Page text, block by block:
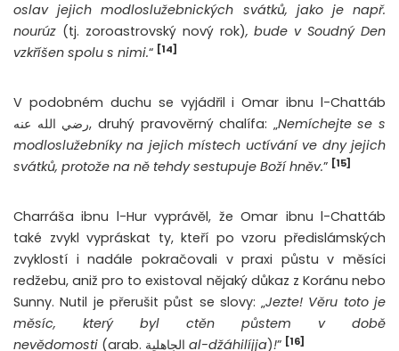
oslav jejich modloslužebnických svátků, jako je např.
nourúz (tj. zoroastrovský nový rok), bude v Soudný Den
vzkříšen spolu s nimi.“ [14]
V podobném duchu se vyjádřil i Omar ibnu l-Chattáb
رضي الله عنه, druhý pravověrný chalífa: „Nemíchejte se s
modloslužebníky na jejich místech uctívání ve dny jejich
svátků, protože na ně tehdy sestupuje Boží hněv.” [15]
Charráša ibnu l-Hur vyprávěl, že Omar ibnu l-Chattáb
také zvykl vypráskat ty, kteří po vzoru předislámských
zvyklostí i nadále pokračovali v praxi půstu v měsíci
redžebu, aniž pro to existoval nějaký důkaz z Koránu nebo
Sunny. Nutil je přerušit půst se slovy:„Jezte! Věru toto je
měsíc, který byl ctěn půstem v době
nevědomosti (arab. الجاهلية al-džáhilíjja)!” [16]